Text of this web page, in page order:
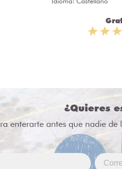
¿Quieres
enterarte antes que nadie